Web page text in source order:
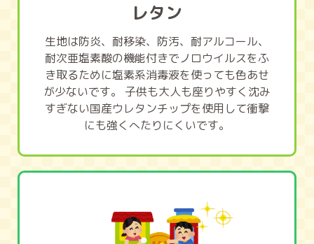
レタン
生地は防炎、耐移染、防汚、耐アルコール、
耐次亜塩素酸の機能付きでノロウイルスをふ
き取るために塩素系消毒液を使っても色あせ
が少ないです。 子供も大人も座りやすく沈み
すぎない国産ウレタンチップを使用して衝撃
にも強くへたりにくいです。